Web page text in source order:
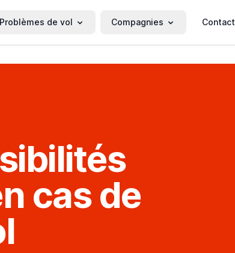
Problèmes de vol Compagnies Contact
cas de